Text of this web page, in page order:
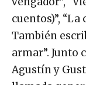
vengador”,
cuentos)”,
También
armar”. Junto
Agustín y